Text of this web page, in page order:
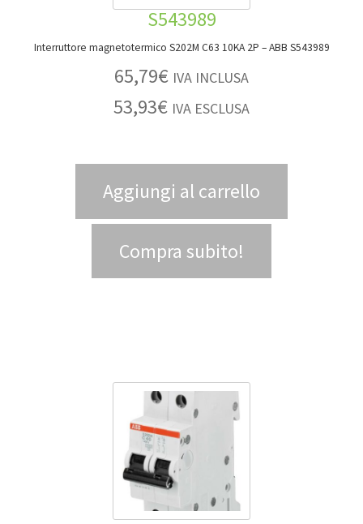
Interruttore magnetotermico S202M C63 10KA 2P – ABB S543989
65,79€ IVA INCLUSA
53,93€ IVA ESCLUSA
Aggiungi al carrello
Compra subito!